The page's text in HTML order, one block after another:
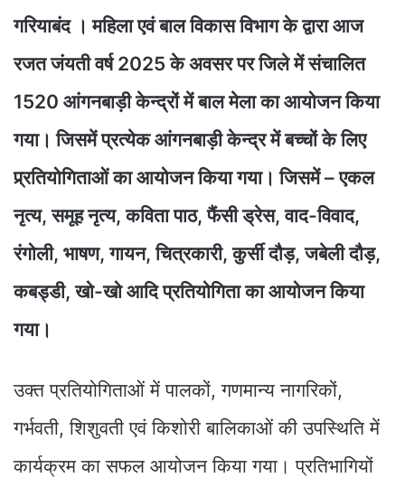
गरियाबंद । महिला एवं बाल विकास विभाग के द्वारा आज
रजत जंयती वर्ष 2025 के अवसर पर जिले में संचालित
1520 आंगनबाड़ी केन्द्रों में बाल मेला का आयोजन किया
गया। जिसमें प्रत्येक आंगनबाड़ी केन्द्र में बच्चों के लिए
प्र्रतियोगिताओं का आयोजन किया गया। जिसमें – एकल
नृत्य, समूह नृत्य, कविता पाठ, फैंसी ड्रेस, वाद-विवाद,
रंगोली, भाषण, गायन, चित्रकारी, कुर्सी दौड़, जबेली दौड़,
कबड्डी, खो-खो आदि प्रतियोगिता का आयोजन किया
गया।
उक्त प्रतियोगिताओं में पालकों, गणमान्य नागरिकों,
गर्भवती, शिशुवती एवं किशोरी बालिकाओं की उपस्थिति में
कार्यक्रम का सफल आयोजन किया गया। प्रतिभागियों